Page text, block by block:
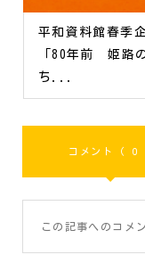
平和資料館春季
「80年前 姫路
ち...
コメント ( 0
この記事へのコメ